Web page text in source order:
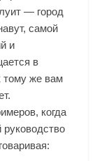
— город
самой
и
в
тому же вам
когда